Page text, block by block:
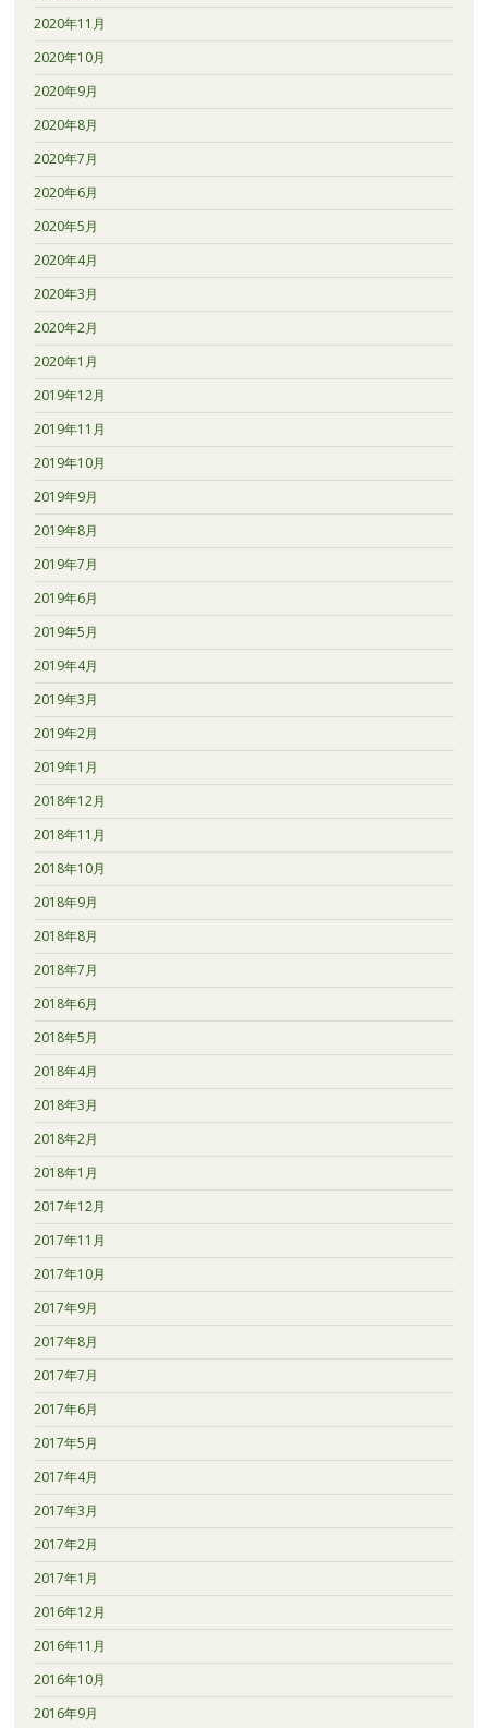
2020年11月
2020年10月
2020年9月
2020年8月
2020年7月
2020年6月
2020年5月
2020年4月
2020年3月
2020年2月
2020年1月
2019年12月
2019年11月
2019年10月
2019年9月
2019年8月
2019年7月
2019年6月
2019年5月
2019年4月
2019年3月
2019年2月
2019年1月
2018年12月
2018年11月
2018年10月
2018年9月
2018年8月
2018年7月
2018年6月
2018年5月
2018年4月
2018年3月
2018年2月
2018年1月
2017年12月
2017年11月
2017年10月
2017年9月
2017年8月
2017年7月
2017年6月
2017年5月
2017年4月
2017年3月
2017年2月
2017年1月
2016年12月
2016年11月
2016年10月
2016年9月